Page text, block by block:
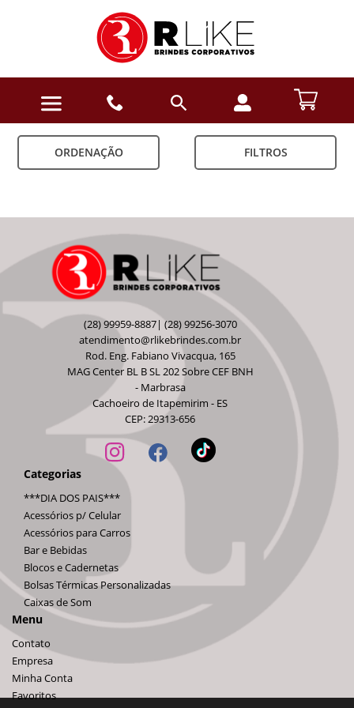
ORDENAÇÃO FILTROS
(28) 99959-8887| (28) 99256-3070
atendimento@rlikebrindes.com.br
Rod. Eng. Fabiano Vivacqua, 165
MAG Center BL B SL 202 Sobre CEF BNH
- Marbrasa
Cachoeiro de Itapemirim - ES
CEP: 29313-656
Categorias
***DIA DOS PAIS***
Acessórios p/ Celular
Acessórios para Carros
Bar e Bebidas
Blocos e Cadernetas
Bolsas Térmicas Personalizadas
Caixas de Som
Menu
Contato
Empresa
Minha Conta
Favoritos